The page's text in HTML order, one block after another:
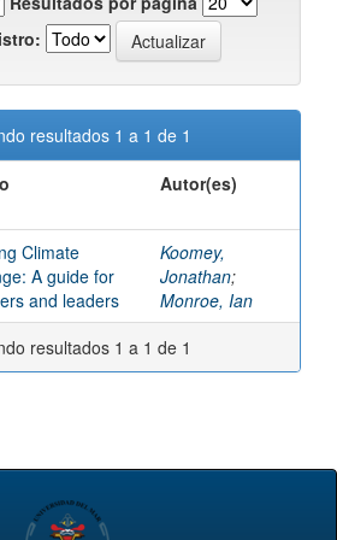
resultados 1 a 1 de 1
Autor(es)
Climate
A guide for
and leaders
Koomey,
Jonathan;
Monroe, Ian
resultados 1 a 1 de 1